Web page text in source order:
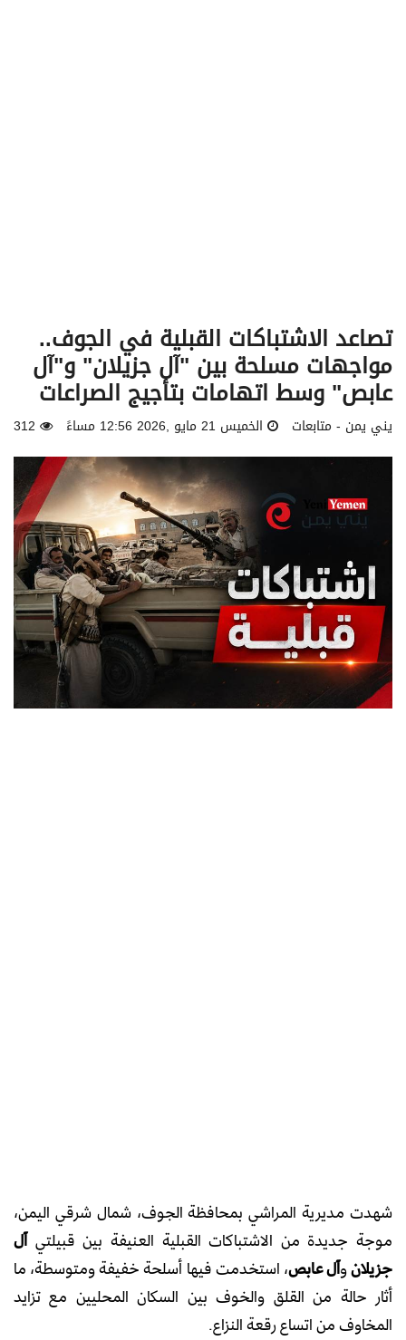
تصاعد الاشتباكات القبلية في الجوف..
مواجهات مسلحة بين "آل جزيلان" و"آل
عابص" وسط اتهامات بتأجيج الصراعات
يني يمن - متابعات الخميس 21 مايو ,2026 12:56 مساءً 312
شهدت مديرية المراشي بمحافظة الجوف، شمال شرقي اليمن،
موجة جديدة من الاشتباكات القبلية العنيفة بين قبيلتيآل
جزيلانوآل عابص، استخدمت فيها أسلحة خفيفة ومتوسطة، ما
أثار حالة من القلق والخوف بين السكان المحليين مع تزايد
المخاوف من اتساع رقعة النزاع.